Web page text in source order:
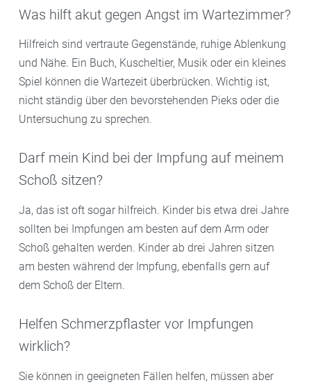
Was hilft akut gegen Angst im Wartezimmer?
Hilfreich sind vertraute Gegenstände, ruhige Ablenkung
und Nähe. Ein Buch, Kuscheltier, Musik oder ein kleines
Spiel können die Wartezeit überbrücken. Wichtig ist,
nicht ständig über den bevorstehenden Pieks oder die
Untersuchung zu sprechen.
Darf mein Kind bei der Impfung auf meinem
Schoß sitzen?
Ja, das ist oft sogar hilfreich. Kinder bis etwa drei Jahre
sollten bei Impfungen am besten auf dem Arm oder
Schoß gehalten werden. Kinder ab drei Jahren sitzen
am besten während der Impfung, ebenfalls gern auf
dem Schoß der Eltern.
Helfen Schmerzpflaster vor Impfungen
wirklich?
Sie können in geeigneten Fällen helfen, müssen aber